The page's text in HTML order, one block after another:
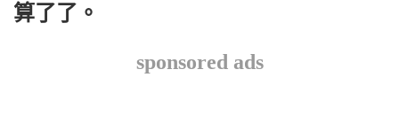
算了了。
sponsored ads